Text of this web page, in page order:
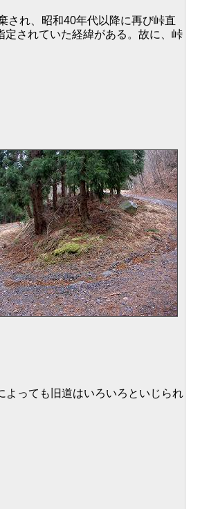
され、昭和40年代以降に再び峠直
されていた経緯がある。故に、峠
よっても旧道はいろいろといじられ